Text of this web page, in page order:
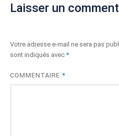
Laisser un
Votre adresse e-mail ne sera pas
sont indiqués avec *
COMMENTAIRE *